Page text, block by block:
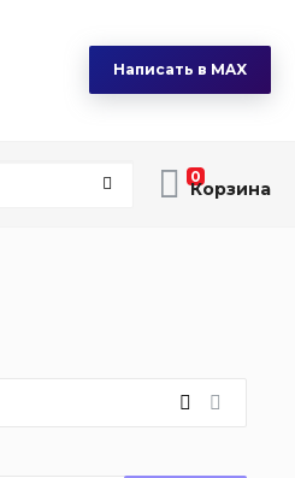
Написать в MAX
0